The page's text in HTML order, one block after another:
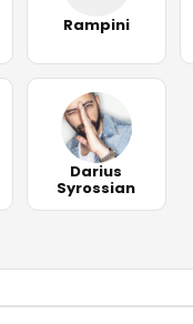
Rampini
Darius
Syrossian